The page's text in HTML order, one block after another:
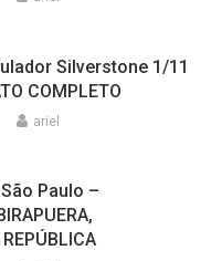
Silverstone 1/11
COMPLETO
ariel
Paulo –